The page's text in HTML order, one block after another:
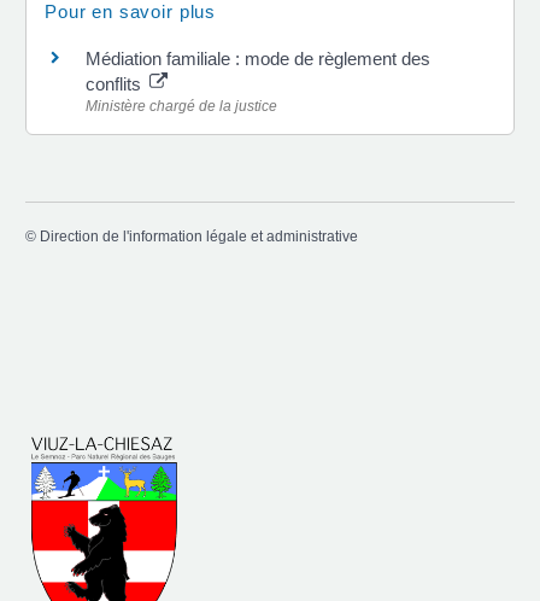
Pour en savoir plus
Médiation familiale : mode de règlement des
conflits
Ministère chargé de la justice
© Direction de l'information légale et administrative